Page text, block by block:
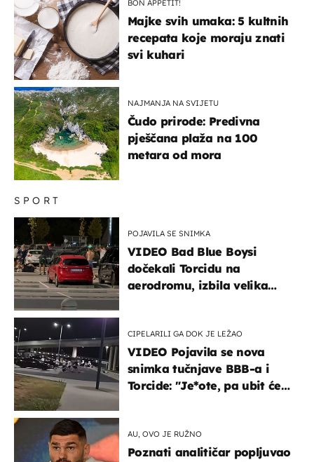
SPORT
POJAVILA SE SNIMKA
VIDEO Bad Blue Boysi
dočekali Torcidu na
aerodromu, izbila velika
CIPELARILI GA DOK JE LEŽAO
VIDEO Pojavila se nova
snimka tučnjave BBB-a i
Torcide: "Je*ote, pa ubit će
AU, OVO JE RUŽNO
Poznati analitičar popljuvao
BON APPETIT!
Majke svih umaka: 5 kultnih
recepata koje moraju znati
svi kuhari
NAJMANJA NA SVIJETU
Čudo prirode: Predivna
pješčana plaža na 100
metara od mora